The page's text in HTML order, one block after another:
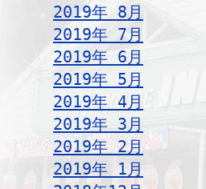
2019年 8月
2019年 7月
2019年 6月
2019年 5月
2019年 4月
2019年 3月
2019年 2月
2019年 1月